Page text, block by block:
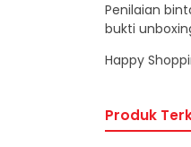
Penilaian
bukti
Happy
Produk